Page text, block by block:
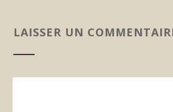
LAISSER UN